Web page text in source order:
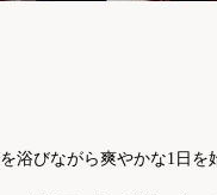
びながら爽やかな1日を